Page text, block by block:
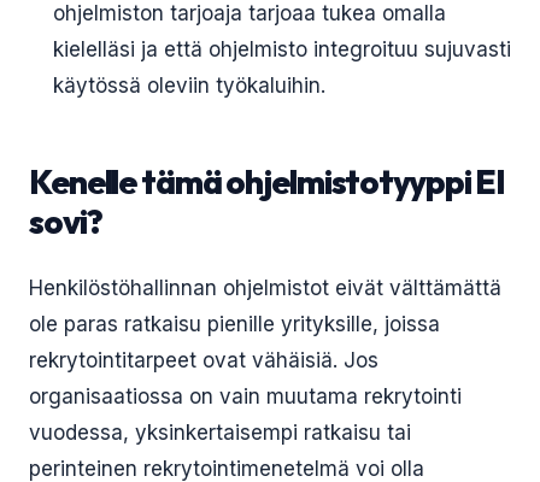
ohjelmiston tarjoaja tarjoaa tukea omalla
kielelläsi ja että ohjelmisto integroituu sujuvasti
käytössä oleviin työkaluihin.
Kenelle tämä ohjelmistotyyppi EI
sovi?
Henkilöstöhallinnan ohjelmistot eivät välttämättä
ole paras ratkaisu pienille yrityksille, joissa
rekrytointitarpeet ovat vähäisiä. Jos
organisaatiossa on vain muutama rekrytointi
vuodessa, yksinkertaisempi ratkaisu tai
perinteinen rekrytointimenetelmä voi olla